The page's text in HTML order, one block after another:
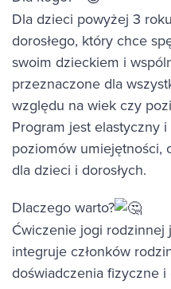
Dla dzieci powyżej 3
dorosłego, który chce
swoim dzieckiem i
przeznaczone dla
względu na wiek czy
Program jest elastyczny
poziomów umiejętności,
dla dzieci i dorosłych.
Dlaczego warto?
Ćwiczenie jogi rodzinnej
integruje członków
doświadczenia fizyczne